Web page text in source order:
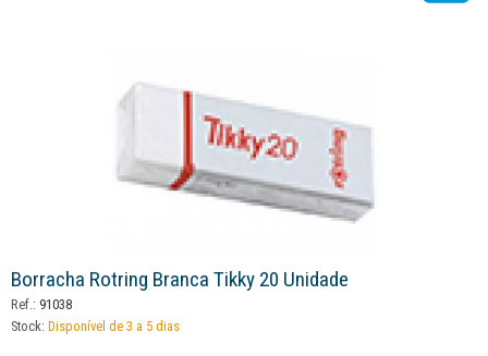
Borracha Rotring Branca Tikky 20 Unidade
Ref.: 91038
Stock: Disponível de 3 a 5 dias